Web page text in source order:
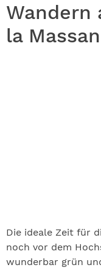
Wandern
la
Die ideale Zeit für
noch vor dem
wunderbar grün